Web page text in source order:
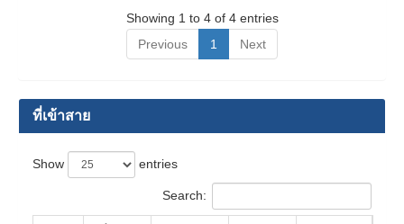
Showing 1 to 4 of 4 entries
Previous
1 Next
ที่เข้าสาย
Show entries
Search: